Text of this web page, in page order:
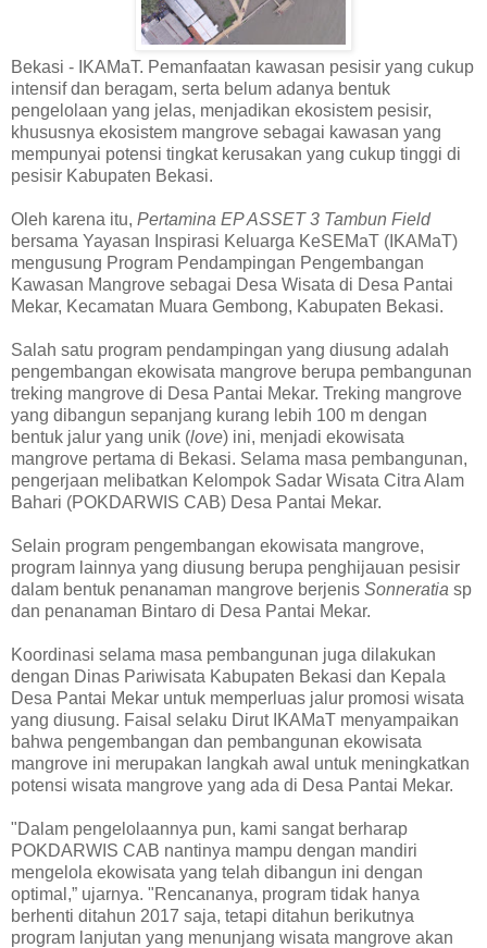
Bekasi - IKAMaT. Pemanfaatan kawasan pesisir yang cukup
intensif dan beragam, serta belum adanya bentuk
pengelolaan yang jelas, menjadikan ekosistem pesisir,
khususnya ekosistem mangrove sebagai kawasan yang
mempunyai potensi tingkat kerusakan yang cukup tinggi di
pesisir Kabupaten Bekasi.
Oleh karena itu, Pertamina EP ASSET 3 Tambun Field
bersama Yayasan Inspirasi Keluarga KeSEMaT (IKAMaT)
mengusung Program Pendampingan Pengembangan
Kawasan Mangrove sebagai Desa Wisata di Desa Pantai
Mekar, Kecamatan Muara Gembong, Kabupaten Bekasi.
Salah satu program pendampingan yang diusung adalah
pengembangan ekowisata mangrove berupa pembangunan
treking mangrove di Desa Pantai Mekar. Treking mangrove
yang dibangun sepanjang kurang lebih 100 m dengan
bentuk jalur yang unik (love) ini, menjadi ekowisata
mangrove pertama di Bekasi. Selama masa pembangunan,
pengerjaan melibatkan Kelompok Sadar Wisata Citra Alam
Bahari (POKDARWIS CAB) Desa Pantai Mekar.
Selain program pengembangan ekowisata mangrove,
program lainnya yang diusung berupa penghijauan pesisir
dalam bentuk penanaman mangrove berjenis Sonneratia sp
dan penanaman Bintaro di Desa Pantai Mekar.
Koordinasi selama masa pembangunan juga dilakukan
dengan Dinas Pariwisata Kabupaten Bekasi dan Kepala
Desa Pantai Mekar untuk memperluas jalur promosi wisata
yang diusung. Faisal selaku Dirut IKAMaT menyampaikan
bahwa pengembangan dan pembangunan ekowisata
mangrove ini merupakan langkah awal untuk meningkatkan
potensi wisata mangrove yang ada di Desa Pantai Mekar.
"Dalam pengelolaannya pun, kami sangat berharap
POKDARWIS CAB nantinya mampu dengan mandiri
mengelola ekowisata yang telah dibangun ini dengan
optimal,” ujarnya. "Rencananya, program tidak hanya
berhenti ditahun 2017 saja, tetapi ditahun berikutnya
program lanjutan yang menunjang wisata mangrove akan